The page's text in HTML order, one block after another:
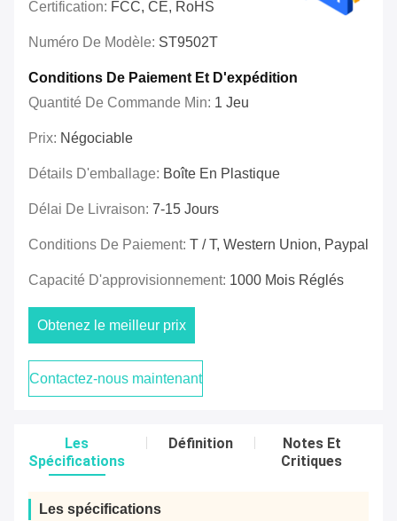
Certification: FCC, CE, RoHS
Numéro De Modèle: ST9502T
Conditions De Paiement Et D'expédition
Quantité De Commande Min: 1 Jeu
Prix: Négociable
Détails D'emballage: Boîte En Plastique
Délai De Livraison: 7-15 Jours
Conditions De Paiement: T / T, Western Union, Paypal
Capacité D'approvisionnement: 1000 Mois Réglés
Obtenez le meilleur prix
Contactez-nous maintenant
Les
Spécifications
Définition
Notes Et
Critiques
Les spécifications